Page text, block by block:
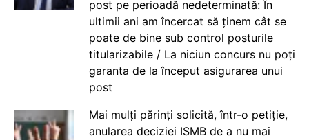
post pe perioadă nedeterminată: În
ultimii ani am încercat să ținem cât se
poate de bine sub control posturile
titularizabile / La niciun concurs nu poți
garanta de la început asigurarea unui
post
Mai mulți părinți solicită, într-o petiție,
anularea deciziei ISMB de a nu mai